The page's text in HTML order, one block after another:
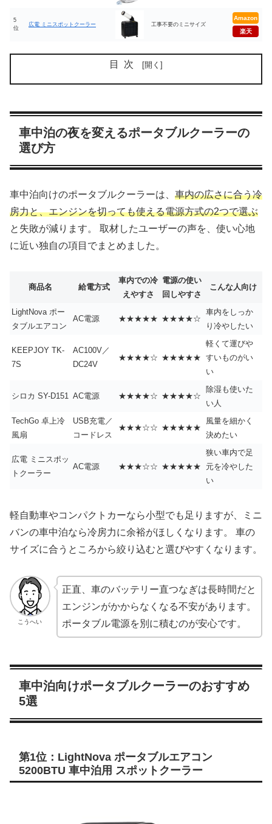
5
位
広電 ミニスポットクーラー 工事不要のミニサイズ
Amazon
楽天
目次
車中泊の夜を変えるポータブルクーラーの
選び方
車中泊向けのポータブルクーラーは、 車内の広さに合う冷
房力と、エンジンを切っても使える電源方式の2つで選ぶ
と失敗が減ります。 取材したユーザーの声を、使い心地
に近い独自の項目でまとめました。
商品名 給電方式
車内での冷
えやすさ
電源の使い
回しやすさ
こんな人向け
LightNova ポー
タブルエアコン
AC電源 ★★★★★ ★★★★☆
車内をしっか
り冷やしたい
KEEPJOY TK-
7S
AC100V／
DC24V
★★★★☆ ★★★★★
軽くて運びや
すいものがい
い
シロカ SY-D151 AC電源 ★★★★☆ ★★★★☆
除湿も使いた
い人
TechGo 卓上冷
風扇
USB充電／
コードレス
★★★☆☆ ★★★★★
風量を細かく
決めたい
広電 ミニスポッ
トクーラー
AC電源 ★★★☆☆ ★★★★★
狭い車内で足
元を冷やした
い
軽自動車やコンパクトカーなら小型でも足りますが、ミニ
バンの車中泊なら冷房力に余裕がほしくなります。 車の
サイズに合うところから絞り込むと選びやすくなります。
こうへい
正直、車のバッテリー直つなぎは長時間だと
エンジンがかからなくなる不安があります。
ポータブル電源を別に積むのが安心です。
車中泊向けポータブルクーラーのおすすめ
5選
第1位：LightNova ポータブルエアコン
5200BTU 車中泊用 スポットクーラー